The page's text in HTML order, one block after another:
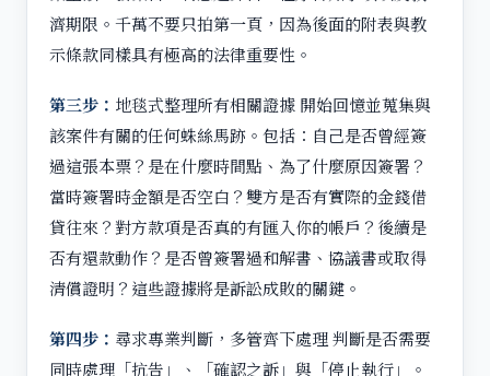
濟期限。千萬不要只拍第一頁，因為後面的附表與教
示條款同樣具有極高的法律重要性。
第三步： 地毯式整理所有相關證據 開始回憶並蒐集與
該案件有關的任何蛛絲馬跡。包括：自己是否曾經簽
過這張本票？是在什麼時間點、為了什麼原因簽署？
當時簽署時金額是否空白？雙方是否有實際的金錢借
貸往來？對方款項是否真的有匯入你的帳戶？後續是
否有還款動作？是否曾簽署過和解書、協議書或取得
清償證明？這些證據將是訴訟成敗的關鍵。
第四步： 尋求專業判斷，多管齊下處理 判斷是否需要
同時處理「抗告」、「確認之訴」與「停止執行」。